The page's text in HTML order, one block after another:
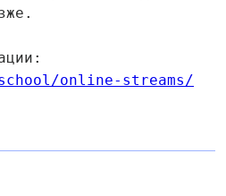
online-streams/